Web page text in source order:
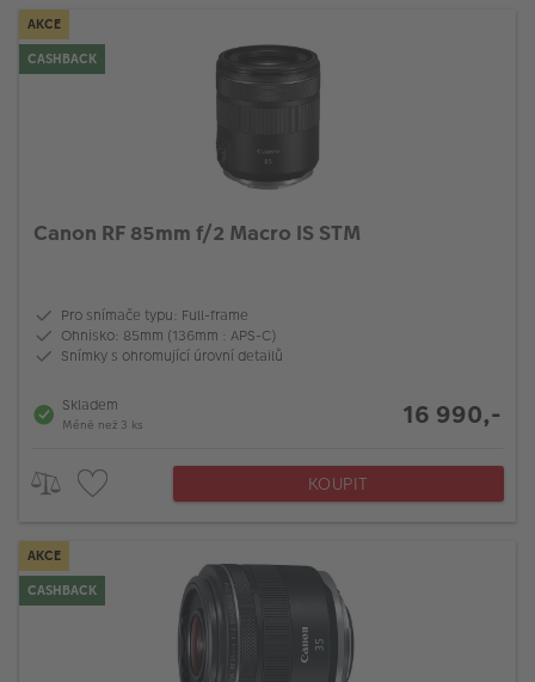
AKCE
CASHBACK
Canon RF 85mm f/2 Macro IS STM
Pro snímače typu: Full-frame
Ohnisko: 85mm (136mm : APS-C)
Snímky s ohromující úrovní detailů
Skladem
Méně než 3 ks 16 990,-
KOUPIT
AKCE
CASHBACK